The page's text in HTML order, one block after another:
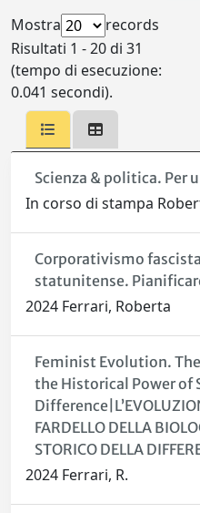
Mostra
records
Risultati 1 - 20 di 31
(tempo di esecuzione:
0.041 secondi).
Scienza & politica. Per
In corso di stampa
Corporativismo fascista
statunitense.
2024 Ferrari, Roberta
Feminist Evolution.
the Historical Power of
FARDELLO DELLA
STORICO DELLA
2024 Ferrari, R.